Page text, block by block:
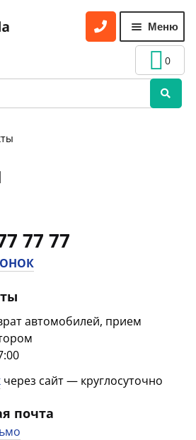
Меню
меню
0
77 77
автомобилей, прием
через сайт — круглосуточно
почта